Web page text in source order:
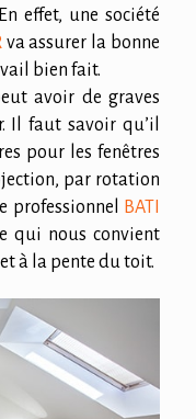
effet, une société
va assurer la bonne
bien fait.
avoir de graves
Il faut savoir qu’il
pour les fenêtres
par rotation
professionnel
BATI
qui nous convient
à la pente du toit.